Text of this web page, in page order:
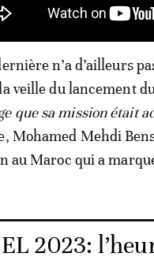
n’a d’ailleurs
veille du lancement
que sa mission était
Mohamed Mehdi
au Maroc qui a
2023: